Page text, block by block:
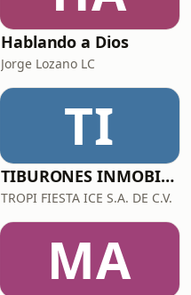
Hablando a Dios
Jorge Lozano LC
TI
TIBURONES INMOBILIARIOS
TROPI FIESTA ICE S.A. DE C.V.
MA